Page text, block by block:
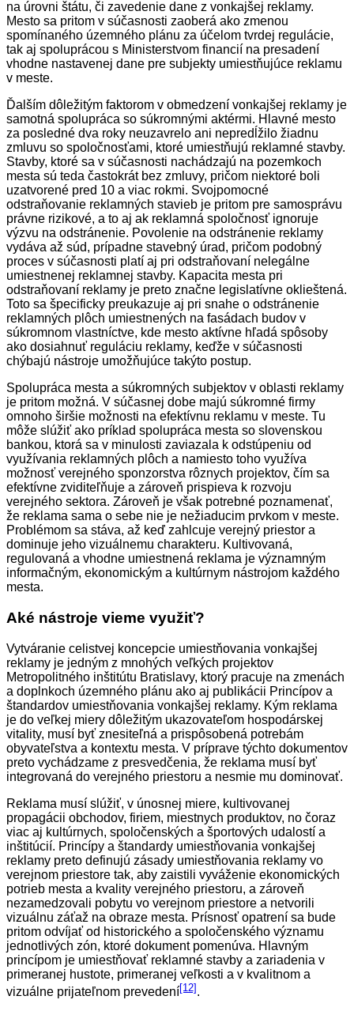
na úrovni štátu, či zavedenie dane z vonkajšej reklamy.
Mesto sa pritom v súčasnosti zaoberá ako zmenou
spomínaného územného plánu za účelom tvrdej regulácie,
tak aj spoluprácou s Ministerstvom financií na presadení
vhodne nastavenej dane pre subjekty umiestňujúce reklamu
v meste.
Ďalším dôležitým faktorom v obmedzení vonkajšej reklamy je
samotná spolupráca so súkromnými aktérmi. Hlavné mesto
za posledné dva roky neuzavrelo ani nepredĺžilo žiadnu
zmluvu so spoločnosťami, ktoré umiestňujú reklamné stavby.
Stavby, ktoré sa v súčasnosti nachádzajú na pozemkoch
mesta sú teda častokrát bez zmluvy, pričom niektoré boli
uzatvorené pred 10 a viac rokmi. Svojpomocné
odstraňovanie reklamných stavieb je pritom pre samosprávu
právne rizikové, a to aj ak reklamná spoločnosť ignoruje
výzvu na odstránenie. Povolenie na odstránenie reklamy
vydáva až súd, prípadne stavebný úrad, pričom podobný
proces v súčasnosti platí aj pri odstraňovaní nelegálne
umiestnenej reklamnej stavby. Kapacita mesta pri
odstraňovaní reklamy je preto značne legislatívne oklieštená.
Toto sa špecificky preukazuje aj pri snahe o odstránenie
reklamných plôch umiestnených na fasádach budov v
súkromnom vlastníctve, kde mesto aktívne hľadá spôsoby
ako dosiahnuť reguláciu reklamy, keďže v súčasnosti
chýbajú nástroje umožňujúce takýto postup.
Spolupráca mesta a súkromných subjektov v oblasti reklamy
je pritom možná. V súčasnej dobe majú súkromné firmy
omnoho širšie možnosti na efektívnu reklamu v meste. Tu
môže slúžiť ako príklad spolupráca mesta so slovenskou
bankou, ktorá sa v minulosti zaviazala k odstúpeniu od
využívania reklamných plôch a namiesto toho využíva
možnosť verejného sponzorstva rôznych projektov, čím sa
efektívne zviditeľňuje a zároveň prispieva k rozvoju
verejného sektora. Zároveň je však potrebné poznamenať,
že reklama sama o sebe nie je nežiaducim prvkom v meste.
Problémom sa stáva, až keď zahlcuje verejný priestor a
dominuje jeho vizuálnemu charakteru. Kultivovaná,
regulovaná a vhodne umiestnená reklama je významným
informačným, ekonomickým a kultúrnym nástrojom každého
mesta.
Aké nástroje vieme využiť?
Vytváranie celistvej koncepcie umiestňovania vonkajšej
reklamy je jedným z mnohých veľkých projektov
Metropolitného inštitútu Bratislavy, ktorý pracuje na zmenách
a doplnkoch územného plánu ako aj publikácii Princípov a
štandardov umiestňovania vonkajšej reklamy. Kým reklama
je do veľkej miery dôležitým ukazovateľom hospodárskej
vitality, musí byť znesiteľná a prispôsobená potrebám
obyvateľstva a kontextu mesta. V príprave týchto dokumentov
preto vychádzame z presvedčenia, že reklama musí byť
integrovaná do verejného priestoru a nesmie mu dominovať.
Reklama musí slúžiť, v únosnej miere, kultivovanej
propagácii obchodov, firiem, miestnych produktov, no čoraz
viac aj kultúrnych, spoločenských a športových udalostí a
inštitúcií. Princípy a štandardy umiestňovania vonkajšej
reklamy preto definujú zásady umiestňovania reklamy vo
verejnom priestore tak, aby zaistili vyváženie ekonomických
potrieb mesta a kvality verejného priestoru, a zároveň
nezamedzovali pobytu vo verejnom priestore a netvorili
vizuálnu záťaž na obraze mesta. Prísnosť opatrení sa bude
pritom odvíjať od historického a spoločenského významu
jednotlivých zón, ktoré dokument pomenúva. Hlavným
princípom je umiestňovať reklamné stavby a zariadenia v
primeranej hustote, primeranej veľkosti a v kvalitnom a
vizuálne prijateľnom prevedení[12] .